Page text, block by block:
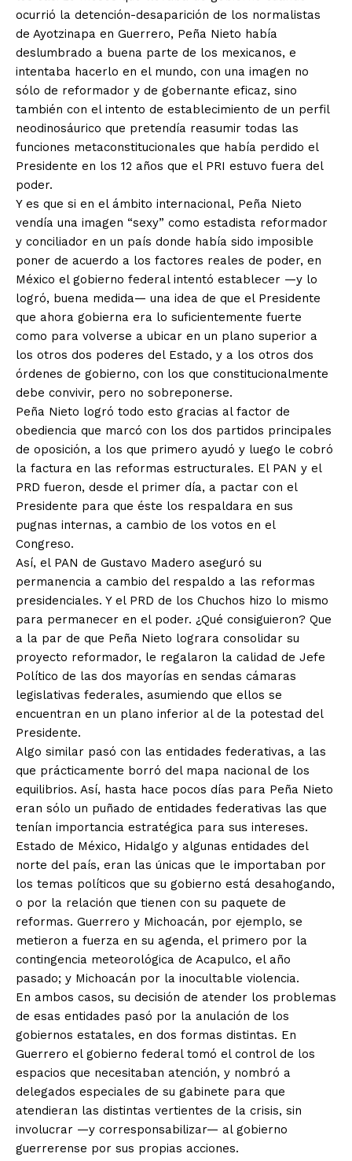
ocurrió la detención-desaparición de los normalistas
de Ayotzinapa en Guerrero, Peña Nieto había
deslumbrado a buena parte de los mexicanos, e
intentaba hacerlo en el mundo, con una imagen no
sólo de reformador y de gobernante eficaz, sino
también con el intento de establecimiento de un perfil
neodinosáurico que pretendía reasumir todas las
funciones metaconstitucionales que había perdido el
Presidente en los 12 años que el PRI estuvo fuera del
poder.
Y es que si en el ámbito internacional, Peña Nieto
vendía una imagen “sexy” como estadista reformador
y conciliador en un país donde había sido imposible
poner de acuerdo a los factores reales de poder, en
México el gobierno federal intentó establecer —y lo
logró, buena medida— una idea de que el Presidente
que ahora gobierna era lo suficientemente fuerte
como para volverse a ubicar en un plano superior a
los otros dos poderes del Estado, y a los otros dos
órdenes de gobierno, con los que constitucionalmente
debe convivir, pero no sobreponerse.
Peña Nieto logró todo esto gracias al factor de
obediencia que marcó con los dos partidos principales
de oposición, a los que primero ayudó y luego le cobró
la factura en las reformas estructurales. El PAN y el
PRD fueron, desde el primer día, a pactar con el
Presidente para que éste los respaldara en sus
pugnas internas, a cambio de los votos en el
Congreso.
Así, el PAN de Gustavo Madero aseguró su
permanencia a cambio del respaldo a las reformas
presidenciales. Y el PRD de los Chuchos hizo lo mismo
para permanecer en el poder. ¿Qué consiguieron? Que
a la par de que Peña Nieto lograra consolidar su
proyecto reformador, le regalaron la calidad de Jefe
Político de las dos mayorías en sendas cámaras
legislativas federales, asumiendo que ellos se
encuentran en un plano inferior al de la potestad del
Presidente.
Algo similar pasó con las entidades federativas, a las
que prácticamente borró del mapa nacional de los
equilibrios. Así, hasta hace pocos días para Peña Nieto
eran sólo un puñado de entidades federativas las que
tenían importancia estratégica para sus intereses.
Estado de México, Hidalgo y algunas entidades del
norte del país, eran las únicas que le importaban por
los temas políticos que su gobierno está desahogando,
o por la relación que tienen con su paquete de
reformas. Guerrero y Michoacán, por ejemplo, se
metieron a fuerza en su agenda, el primero por la
contingencia meteorológica de Acapulco, el año
pasado; y Michoacán por la inocultable violencia.
En ambos casos, su decisión de atender los problemas
de esas entidades pasó por la anulación de los
gobiernos estatales, en dos formas distintas. En
Guerrero el gobierno federal tomó el control de los
espacios que necesitaban atención, y nombró a
delegados especiales de su gabinete para que
atendieran las distintas vertientes de la crisis, sin
involucrar —y corresponsabilizar— al gobierno
guerrerense por sus propias acciones.